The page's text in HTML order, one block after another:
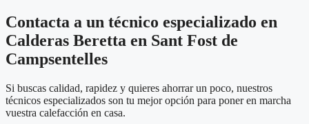
Contacta a un técnico especializado en
Calderas Beretta en Sant Fost de
Campsentelles
Si buscas calidad, rapidez y quieres ahorrar un poco, nuestros
técnicos especializados son tu mejor opción para poner en marcha
vuestra calefacción en casa.